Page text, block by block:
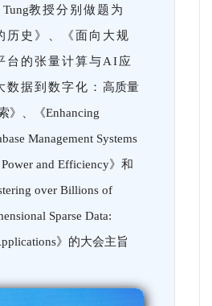
教授分别做题为
历史》、《面向大规
台的张量计算与AI应
数据到数字化： 高质量
》、《Enhancing
Management Systems
and Efficiency》和
over Billions of
Sparse Data:
》的大会主旨